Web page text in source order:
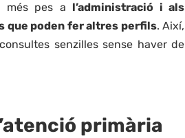
més pes a l’administració i als
que poden fer altres perfils. Així,
senzilles sense haver de
primària